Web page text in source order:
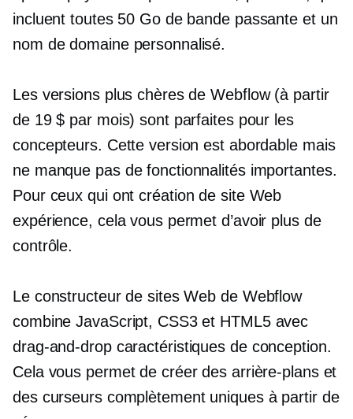
incluent toutes 50 Go de bande passante et un
nom de domaine personnalisé.
Les versions plus chères de Webflow (à partir
de 19 $ par mois) sont parfaites pour les
concepteurs. Cette version est abordable mais
ne manque pas de fonctionnalités importantes.
Pour ceux qui ontcréation de site Web
expérience, cela vous permet d’avoir plus de
contrôle.
Le constructeur de sites Web de Webflow
combine JavaScript, CSS3 et HTML5 avec
drag-and-dropcaractéristiques de conception.
Cela vous permet de créer des arrière-plans et
des curseurs complètement uniques à partir de